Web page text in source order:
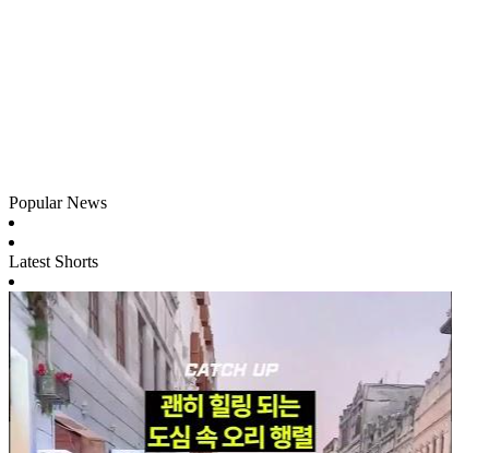
Popular News
Latest Shorts